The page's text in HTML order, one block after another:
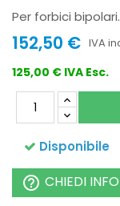
Per forbici
152,50 € IVA
125,00 € IVA Esc.
Disponibile
help_outline CHIEDI